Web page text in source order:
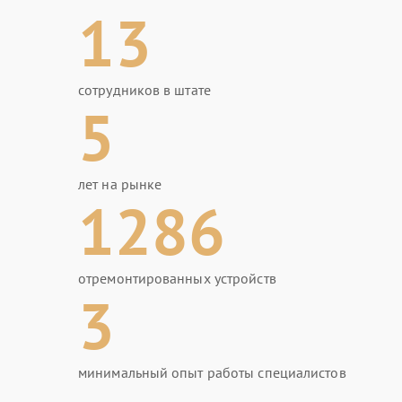
13
сотрудников в штате
5
лет на рынке
1286
отремонтированных устройств
3
минимальный опыт работы специалистов